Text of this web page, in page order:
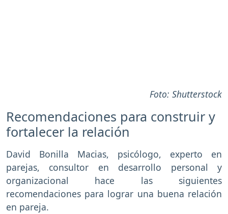
Foto: Shutterstock
Recomendaciones para construir y
fortalecer la relación
David Bonilla Macias, psicólogo, experto en
parejas, consultor en desarrollo personal y
organizacional hace las siguientes
recomendaciones para lograr una buena relación
en pareja.